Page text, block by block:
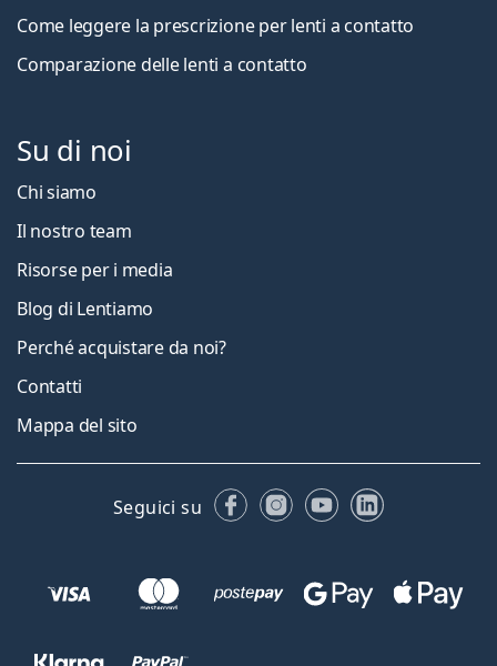
Come leggere la prescrizione per lenti a contatto
Comparazione delle lenti a contatto
Su di noi
Chi siamo
Il nostro team
Risorse per i media
Blog di Lentiamo
Perché acquistare da noi?
Contatti
Mappa del sito
Seguici su FacebookInstagram
YouTubeLinkedIn